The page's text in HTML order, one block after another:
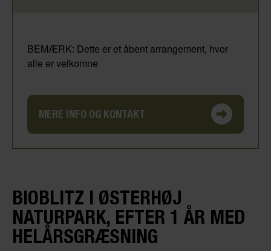
BEMÆRK: Dette er et åbent arrangement, hvor
alle er velkomne
MERE INFO OG KONTAKT
BIOBLITZ I ØSTERHØJ
NATURPARK, EFTER 1 ÅR MED
HELÅRSGRÆSNING